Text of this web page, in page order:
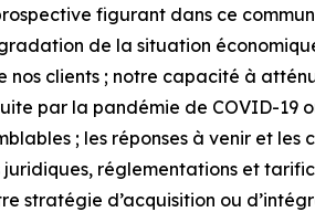
figurant dans ce
de la situation
nos clients ; notre capacité à
par la pandémie de COVID-19
; les réponses à venir et
réglementations et
stratégie d’acquisition ou